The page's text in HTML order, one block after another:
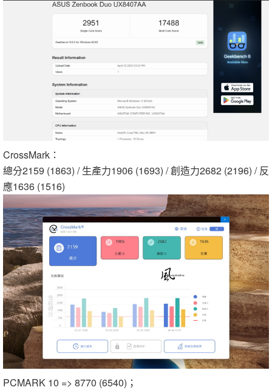
CrossMark：
總分2159 (1863) / 生產力1906 (1693) / 創造力2682 (2196) / 反
應1636 (1516)
PCMARK 10 => 8770 (6540)；